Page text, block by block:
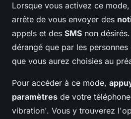
Lorsque vous activez ce
arrête de vous envoyer des
appels et des SMS non
dérangé que par les
que vous aurez choisies au
Pour accéder à ce mode,
paramètres de votre
vibration'. Vous y trouverez